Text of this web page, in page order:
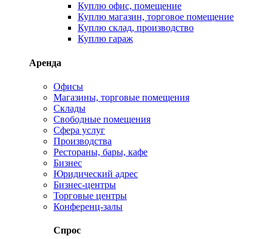
Куплю офис, помещение
Куплю магазин, торговое помещение
Куплю склад, производство
Куплю гараж
Аренда
Офисы
Магазины, торговые помещения
Склады
Свободные помещения
Сфера услуг
Производства
Рестораны, бары, кафе
Бизнес
Юридический адрес
Бизнес-центры
Торговые центры
Конференц-залы
Спрос